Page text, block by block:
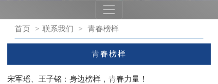
首页 > 联系我们 > 青春榜样
青春榜样
宋军瑶、王子铭：身边榜样，青春力量！